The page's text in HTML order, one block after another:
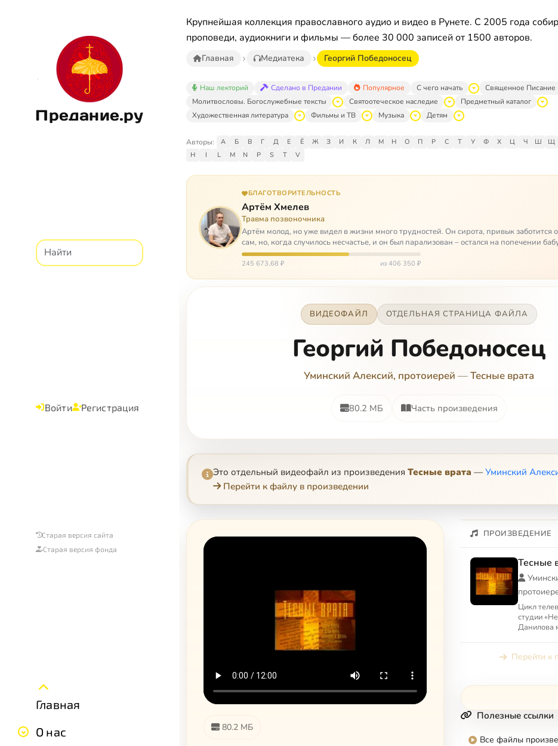
Предание.ру
Войти Регистрация
Старая версия сайта
Старая версия фонда
Главная
О нас
Крупнейшая коллекция православного аудио и видео в Рунете. С 2005 года
проповеди, аудиокниги и фильмы — более 30 000 записей от 1500 авторов.
Главная Медиатека Георгий Победоносец
Наш лекторий Сделано в Предании Популярное С чего начать
Священное Писание
Молитвословы. Богослужебные тексты
Святоотеческое наследие
Предметный каталог
Художественная литература
Фильмы и ТВ Музыка Детям
Авторы: А Б В Г Д Е Ё Ж З И К Л М Н О П Р С Т У Ф Х Ц Ч Ш Щ
H
I L M N P S T V
БЛАГОТВОРИТЕЛЬНОСТЬ
Артём Хмелев
Травма позвоночника
Артём молод, но уже видел в жизни много трудностей. Он сирота, привык заботится
сам, но, когда случилось несчастье, и он был парализован – остался на попечении
И кр…
245 673,68 ₽ из 406 350 ₽
ВИДЕОФАЙЛ ОТДЕЛЬНАЯ СТРАНИЦА ФАЙЛА
Георгий Победоносец
Уминский Алексий, протоиерей —Тесные врата
80.2 МБ Часть произведения
Это отдельный видеофайл из произведения Тесные врата — Уминский
Перейти к файлу в произведении
80.2 МБ
ПРОИЗВЕДЕНИЕ
Тесные
Цикл
студии
Данилова
Перейти к
Полезные ссылки
Все файлы